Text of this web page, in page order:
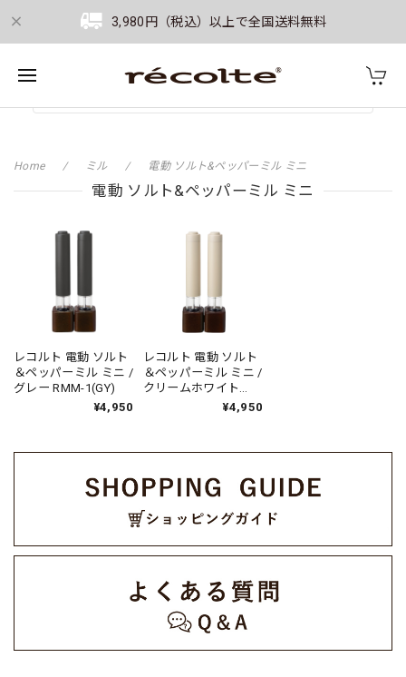
3,980円（税込）以上で全国送料無料
Home ミル 電動 ソルト&ペッパーミル ミニ
電動 ソルト&ペッパーミル ミニ
レコルト 電動 ソルト
＆ペッパーミル ミニ /
グレー RMM-1(GY)
¥4,950
レコルト 電動 ソルト
＆ペッパーミル ミニ /
クリームホワイト
¥4,950